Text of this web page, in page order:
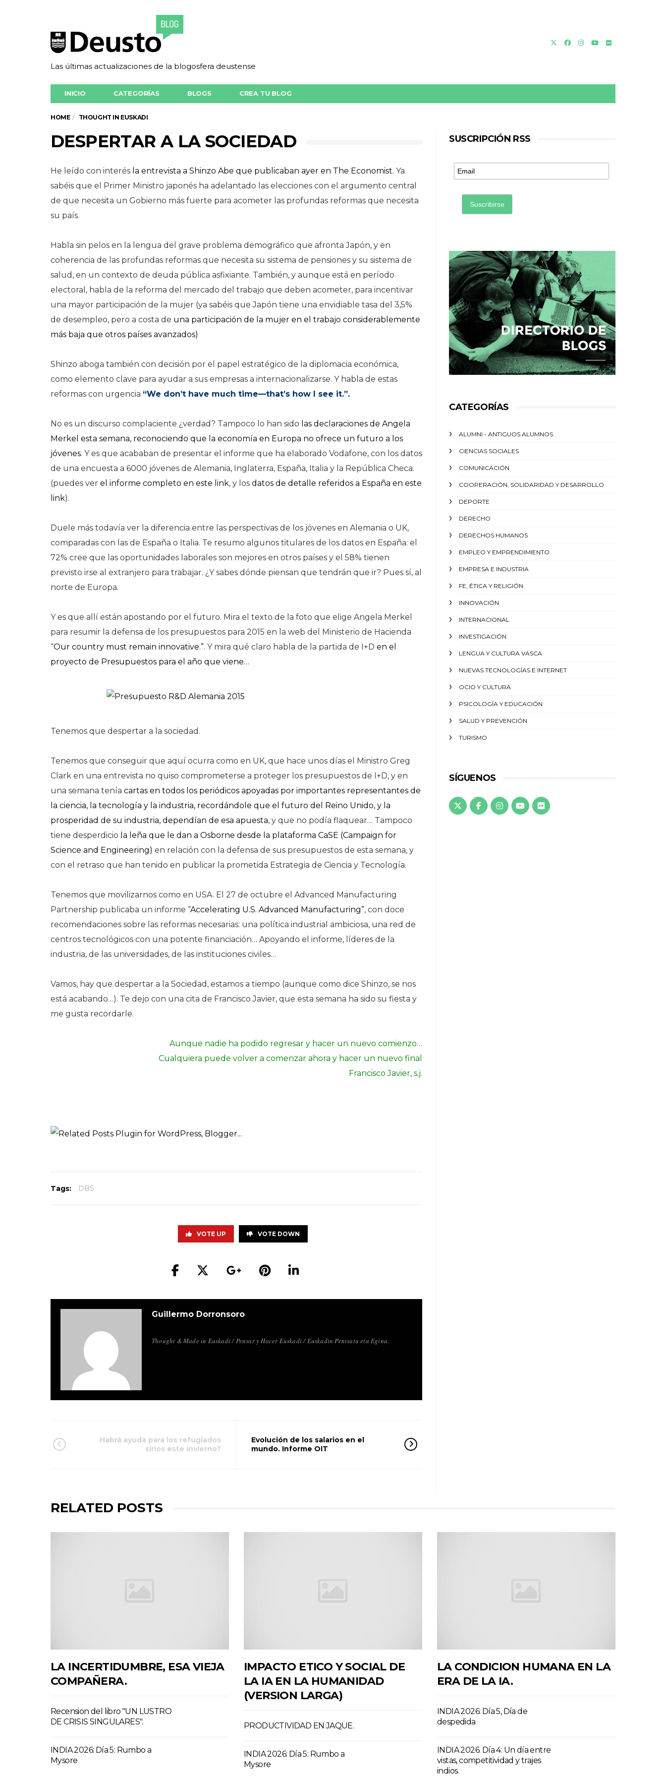
Las últimas actualizaciones de la blogosfera deustense
INICIO CATEGORÍAS BLOGS CREA TU BLOG
HOME THOUGHT IN EUSKADI
DESPERTAR A LA SOCIEDAD
He leído con interés la entrevista a Shinzo Abe que publicaban ayer en The Economist. Ya
sabéis que el Primer Ministro japonés ha adelantado las elecciones con el argumento central
de que necesita un Gobierno más fuerte para acometer las profundas reformas que necesita
su país.
Habla sin pelos en la lengua del grave problema demográfico que afronta Japón, y en
coherencia de las profundas reformas que necesita su sistema de pensiones y su sistema de
salud, en un contexto de deuda pública asfixiante. También, y aunque está en período
electoral, habla de la reforma del mercado del trabajo que deben acometer, para incentivar
una mayor participación de la mujer (ya sabéis que Japón tiene una envidiable tasa del 3,5%
de desempleo, pero a costa de una participación de la mujer en el trabajo considerablemente
más baja que otros países avanzados)
Shinzo aboga también con decisión por el papel estratégico de la diplomacia económica,
como elemento clave para ayudar a sus empresas a internacionalizarse. Y habla de estas
reformas con urgencia “We don’t have much time—that’s how I see it.”.
No es un discurso complaciente ¿verdad? Tampoco lo han sido las declaraciones de Angela
Merkel esta semana, reconociendo que la economía en Europa no ofrece un futuro a los
jóvenes. Y es que acababan de presentar el informe que ha elaborado Vodafone, con los datos
de una encuesta a 6000 jóvenes de Alemania, Inglaterra, España, Italia y la República Checa.
(puedes ver el informe completo en este link, y los datos de detalle referidos a España en este
link).
Duele más todavía ver la diferencia entre las perspectivas de los jóvenes en Alemania o UK,
comparadas con las de España o Italia. Te resumo algunos titulares de los datos en España: el
72% cree que las oportunidades laborales son mejores en otros países y el 58% tienen
previsto irse al extranjero para trabajar. ¿Y sabes dónde piensan que tendrán que ir? Pues sí, al
norte de Europa.
Y es que allí están apostando por el futuro. Mira el texto de la foto que elige Angela Merkel
para resumir la defensa de los presupuestos para 2015 en la web del Ministerio de Hacienda
“Our country must remain innovative.”. Y mira qué claro habla de la partida de I+D en el
proyecto de Presupuestos para el año que viene…
Tenemos que despertar a la sociedad.
Tenemos que conseguir que aquí ocurra como en UK, que hace unos días el Ministro Greg
Clark en una entrevista no quiso comprometerse a proteger los presupuestos de I+D, y en
una semana tenía cartas en todos los periódicos apoyadas por importantes representantes de
la ciencia, la tecnología y la industria, recordándole que el futuro del Reino Unido, y la
prosperidad de su industria, dependían de esa apuesta, y que no podía flaquear… Tampoco
tiene desperdicio la leña que le dan a Osborne desde la plataforma CaSE (Campaign for
Science and Engineering) en relación con la defensa de sus presupuestos de esta semana, y
con el retraso que han tenido en publicar la prometida Estrategia de Ciencia y Tecnología.
Tenemos que movilizarnos como en USA. El 27 de octubre el Advanced Manufacturing
Partnership publicaba un informe “Accelerating U.S. Advanced Manufacturing”, con doce
recomendaciones sobre las reformas necesarias: una política industrial ambiciosa, una red de
centros tecnológicos con una potente financiación… Apoyando el informe, líderes de la
industria, de las universidades, de las instituciones civiles…
Vamos, hay que despertar a la Sociedad, estamos a tiempo (aunque como dice Shinzo, se nos
está acabando…). Te dejo con una cita de Francisco Javier, que esta semana ha sido su fiesta y
me gusta recordarle.
Aunque nadie ha podido regresar y hacer un nuevo comienzo…
Cualquiera puede volver a comenzar ahora y hacer un nuevo final
Francisco Javier, s.j.
Tags: DBS
VOTE UP VOTE DOWN
Guillermo Dorronsoro
Thought & Made in Euskadi / Pensar y Hacer Euskadi / Euskadin Pentsatu eta Egina.
Habrá ayuda para los refugiados
sirios este invierno?
Evolución de los salarios en el
mundo. Informe OIT
SUSCRIPCIÓN RSS
CATEGORÍAS
ALUMNI - ANTIGUOS ALUMNOS
CIENCIAS SOCIALES
COMUNICACIÓN
COOPERACIÓN, SOLIDARIDAD Y DESARROLLO
DEPORTE
DERECHO
DERECHOS HUMANOS
EMPLEO Y EMPRENDIMIENTO
EMPRESA E INDUSTRIA
FE, ÉTICA Y RELIGIÓN
INNOVACIÓN
INTERNACIONAL
INVESTIGACIÓN
LENGUA Y CULTURA VASCA
NUEVAS TECNOLOGÍAS E INTERNET
OCIO Y CULTURA
PSICOLOGÍA Y EDUCACIÓN
SALUD Y PREVENCIÓN
TURISMO
SÍGUENOS
RELATED POSTS
LA INCERTIDUMBRE, ESA VIEJA
COMPAÑERA.
Recension del libro "UN LUSTRO
DE CRISIS SINGULARES".
INDIA 2026: Día 5: Rumbo a
Mysore
IMPACTO ETICO Y SOCIAL DE
LA IA EN LA HUMANIDAD
(VERSION LARGA)
PRODUCTIVIDAD EN JAQUE.
INDIA 2026: Día 5: Rumbo a
Mysore
LA CONDICION HUMANA EN LA
ERA DE LA IA.
INDIA 2026: Día 5, Día de
despedida
INDIA 2026. Día 4: Un día entre
vistas, competitividad y trajes
indios.